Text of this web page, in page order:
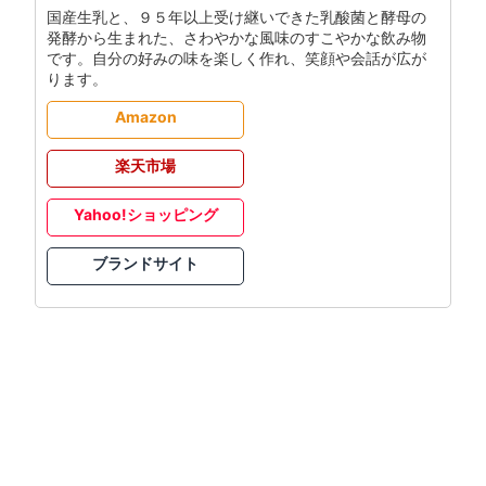
国産生乳と、９５年以上受け継いできた乳酸菌と酵母の
発酵から生まれた、さわやかな風味のすこやかな飲み物
です。自分の好みの味を楽しく作れ、笑顔や会話が広が
ります。
Amazon
楽天市場
Yahoo!ショッピング
ブランドサイト